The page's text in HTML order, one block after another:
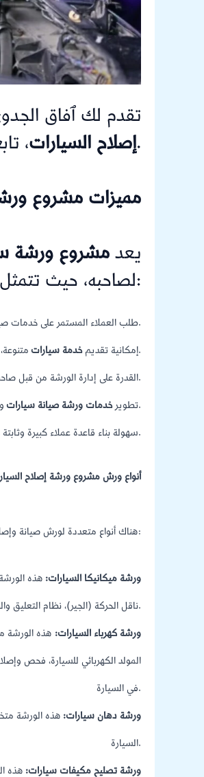
تقدم لك ٱفاق
إصلاح السيارات، تابع معنا في هذا المقال لكي تستفيد.
مميزات مشروع
يعدمشروع ورشة
لصاحبه، حيث تتمثل مميزاته في:
طلب العملاء المستمر على خدمات صيانة وإصلاح السيارات.
إمكانية تقديمخدمة سيارات متنوعة، مثل: الميكانيكا، الكهرباء، الصيانة، السمكرة، الدهان، العجلات، الإطارات.
القدرة على إدارة الورشة من قبل صاحب المشروع نفسه.
تطويرخدمات ورشة صيانة سيارات وتوسيع الورشة بسهولة مع مرور الوقت.
سهولة بناء قاعدة عملاء كبيرة وثابتة خلال مدة قصيرة.
أنواع ورش مشروع ورشة إصلاح
هناك أنواع متعددة لورش صيانة وإصلاح السيارات، حيث يختص كل نوع بتقديم خدمات عديدة ومختلفة، وهذه الأنواع هي:
ورشة ميكانيكا السيارات: هذه
ناقل الحركة (الجير)، نظام التعليق والفرامل، نظام العادم والتبريد.
ورشة كهرباء السيارات: هذه الورشة
المولد الكهربائي للسيارة، فحص
في السيارة.
ورشة دهان سيارات: هذه الورشة
السيارة.
ورشة تصليح مكيفات سيارات: هذه